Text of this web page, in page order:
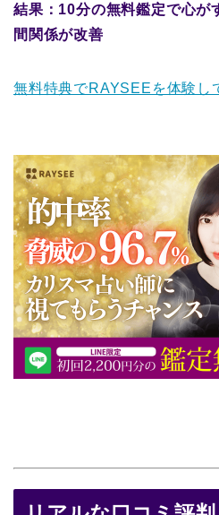
結果：10分の無料鑑定で心が
間関係が改善
無料特典でRAYSEEを体験し